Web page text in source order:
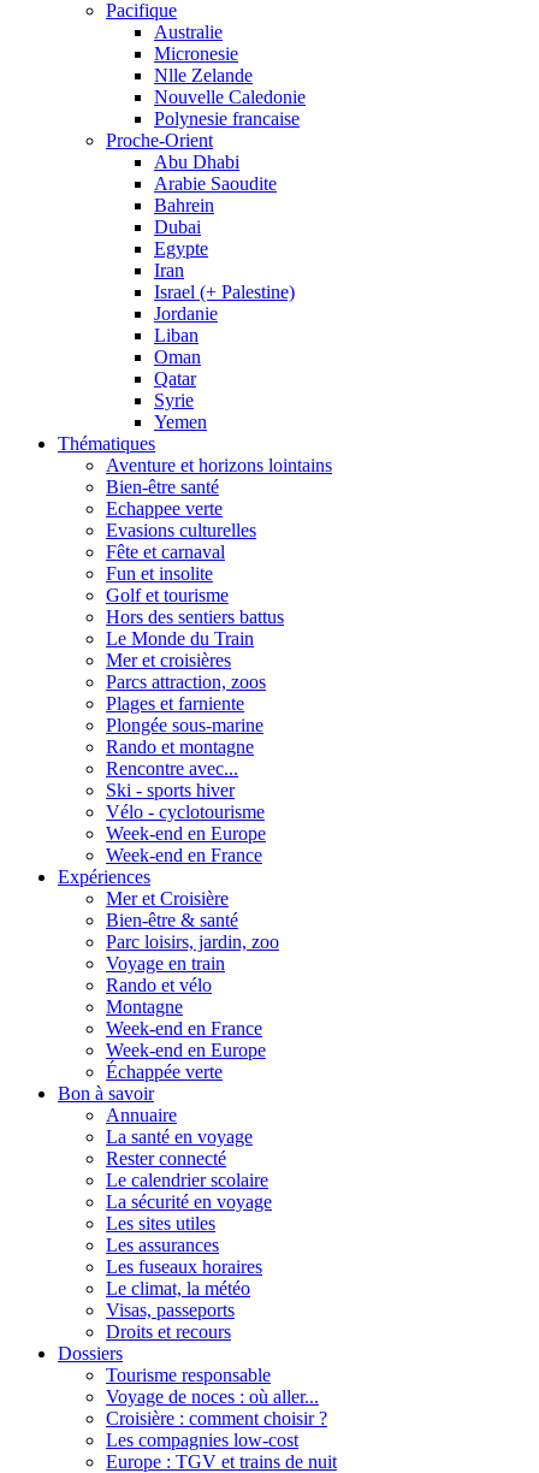
Pacifique
Australie
Micronesie
Nlle Zelande
Nouvelle Caledonie
Polynesie francaise
Proche-Orient
Abu Dhabi
Arabie Saoudite
Bahrein
Dubai
Egypte
Iran
Israel (+ Palestine)
Jordanie
Liban
Oman
Qatar
Syrie
Yemen
Thématiques
Aventure et horizons lointains
Bien-être santé
Echappee verte
Evasions culturelles
Fête et carnaval
Fun et insolite
Golf et tourisme
Hors des sentiers battus
Le Monde du Train
Mer et croisières
Parcs attraction, zoos
Plages et farniente
Plongée sous-marine
Rando et montagne
Rencontre avec...
Ski - sports hiver
Vélo - cyclotourisme
Week-end en Europe
Week-end en France
Expériences
Mer et Croisière
Bien-être & santé
Parc loisirs, jardin, zoo
Voyage en train
Rando et vélo
Montagne
Week-end en France
Week-end en Europe
Échappée verte
Bon à savoir
Annuaire
La santé en voyage
Rester connecté
Le calendrier scolaire
La sécurité en voyage
Les sites utiles
Les assurances
Les fuseaux horaires
Le climat, la météo
Visas, passeports
Droits et recours
Dossiers
Tourisme responsable
Voyage de noces : où aller...
Croisière : comment choisir ?
Les compagnies low-cost
Europe : TGV et trains de nuit